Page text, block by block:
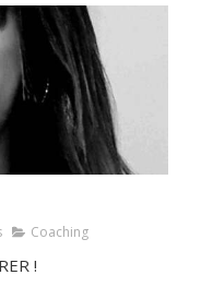
Coaching
!